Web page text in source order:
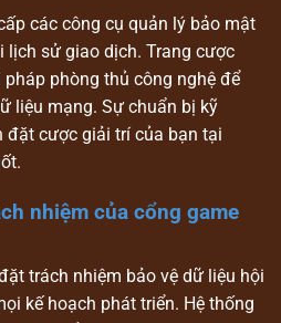
các công cụ quản lý bảo mật
lịch sử giao dịch. Trang cược
phòng thủ công nghệ để
liệu mạng. Sự chuẩn bị kỹ
đặt cược giải trí của bạn tại
nhiệm của cổng game
trách nhiệm bảo vệ dữ liệu hội
kế hoạch phát triển. Hệ thống